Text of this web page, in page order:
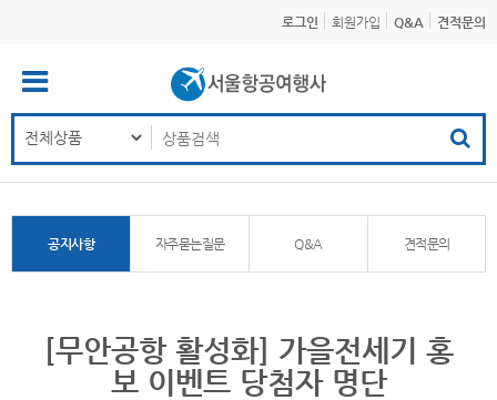
로그인 회원가입 Q&A 견적문의
공지사항 자주묻는질문 Q&A 견적문의
[무안공항 활성화] 가을전세기 홍
보 이벤트 당첨자 명단